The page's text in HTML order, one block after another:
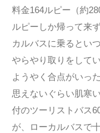
料金164ルピー（約
ルピーしか帰って来
カルバスに乗るとい
やらやり取りをして
ようやく合点がいっ
思えないぐらい肌寒
付のツーリストバス
が、ローカルバスで